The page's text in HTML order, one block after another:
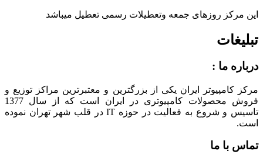
این مرکز روزهای جمعه وتعطیلات رسمی تعطیل میباشد
تبلیغات
درباره ما :
مرکز کامپیوتر ایران یکی از بزرگترین و معتبرترین مراکز توزیع و
فروش محصولات کامپیوتری در ایران است که از سال 1377
تاسیس و شروع به فعالیت در حوزه IT در قلب شهر تهران نموده
است.
تماس با ما